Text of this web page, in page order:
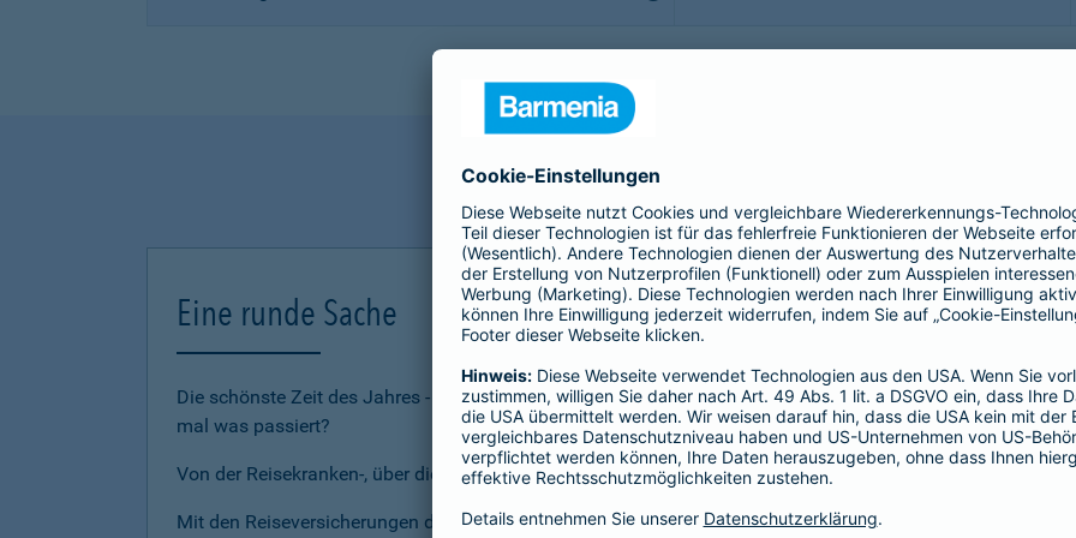
Eine runde Sache
Die schönste Zeit des Jahres - den Urlaub - möchte man sorgenfrei genießen. Doch was, wenn doch
mal was passiert?
Von der Reisekranken-, über die Reiserücktrittsversicherung bis hin zur Gepäckversicherung:
Mit den Reiseversicherungen der Barmenia sichern Sie sich, Ihr Gepäck und Ihre Reisekosten rund